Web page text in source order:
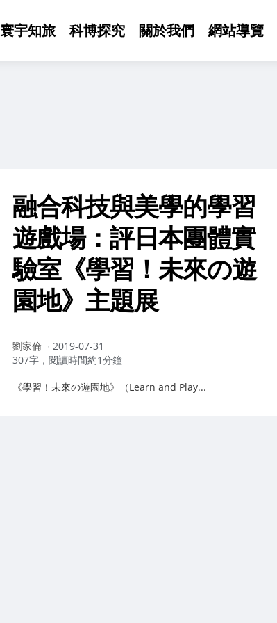
寰宇知旅 科博探究 關於我們 網站導覽
融合科技與美學的學習
遊戲場：評日本團體實
驗室《學習！未來の遊
園地》主題展
作
者：
劉家倫
2019-07-31
307字，閱讀時間約1分鐘
《學習！未來の遊園地》（Learn and Play...